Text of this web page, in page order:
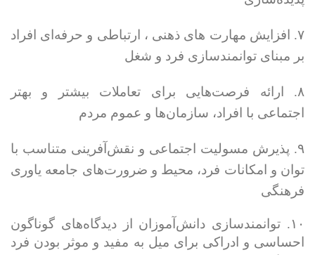
۷. افزایش مهارت های ذهنی ، ارتباطی و حرفه‌ای افراد
بر مبنای توانمند‌سازی فرد و شغل
۸. ارائه فرصت‌هایی برای تعاملات بیشتر و بهتر
اجتماعی با افراد، سازما‌ن‌ها و عموم مردم
۹. پذیرش مسولیت اجتماعی و نقش‌آفرینی متناسب با
توان و امکانات فرد، محیط و ضرورت‌های جامعه یاوری
فرهنگی
۱۰. توانمندسازی دانش‌آموزان از دیدگاه‌های گوناگون
احساسی و ادراکی برای میل به مفید و موثر بودن فرد